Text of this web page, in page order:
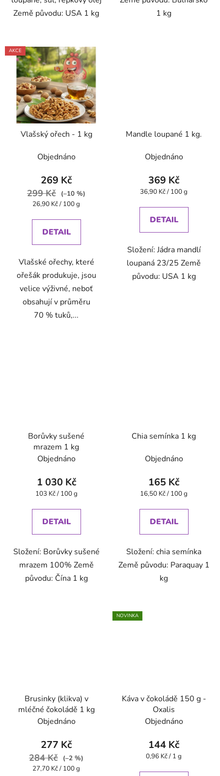
Země původu: USA 1 kg
1 kg
AKCE
Vlašský ořech - 1 kg
Objednáno
269 Kč
299 Kč
(–10 %)
Měrná
26,90 Kč / 100 g
DETAIL
Vlašské ořechy, které
ořešák produkuje, jsou
velice výživné, neboť
obsahují v průměru
70 % tuků,...
Mandle loupané 1 kg.
Objednáno
369 Kč
Měrná
36,90 Kč / 100 g
DETAIL
Složení: Jádra mandlí
loupaná 23/25 Země
původu: USA 1 kg
Borůvky sušené
mrazem 1 kg
Objednáno
1 030 Kč
Měrná
103 Kč / 100 g
DETAIL
Složení: Borůvky sušené
mrazem 100% Země
původu: Čína 1 kg
Chia semínka 1 kg
Objednáno
165 Kč
Měrná
16,50 Kč / 100 g
DETAIL
Složení: chia semínka
Země původu: Paraquay 1
kg
Brusinky (klikva) v
mléčné čokoládě 1 kg
Objednáno
277 Kč
284 Kč
(–2 %)
Měrná
27,70 Kč / 100 g
NOVINKA
Káva v čokoládě 150 g -
Oxalis
Objednáno
144 Kč
Měrná
0,96 Kč / 1 g